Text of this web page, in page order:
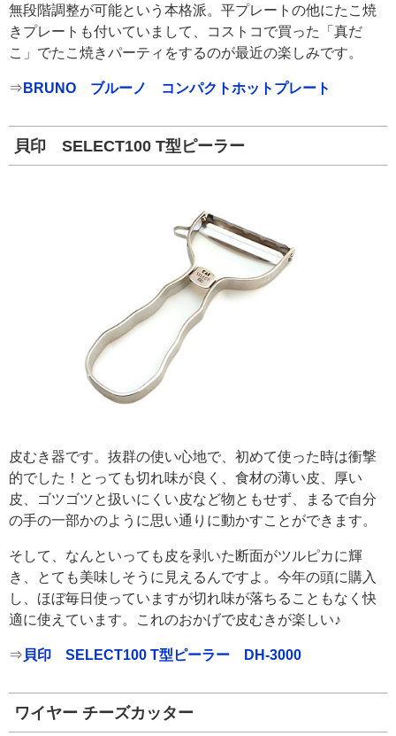
無段階調整が可能という本格派。平プレートの他にたこ焼
きプレートも付いていまして、コストコで買った「真だ
こ」でたこ焼きパーティをするのが最近の楽しみです。
⇒ BRUNO ブルーノ コンパクトホットプレート
貝印 SELECT100 T型ピーラー
皮むき器です。抜群の使い心地で、初めて使った時は衝撃
的でした！とっても切れ味が良く、食材の薄い皮、厚い
皮、ゴツゴツと扱いにくい皮など物ともせず、まるで自分
の手の一部かのように思い通りに動かすことができます。
そして、なんといっても皮を剥いた断面がツルピカに輝
き、とても美味しそうに見えるんですよ。今年の頭に購入
し、ほぼ毎日使っていますが切れ味が落ちることもなく快
適に使えています。これのおかげで皮むきが楽しい♪
⇒ 貝印 SELECT100 T型ピーラー DH-3000
ワイヤー チーズカッター